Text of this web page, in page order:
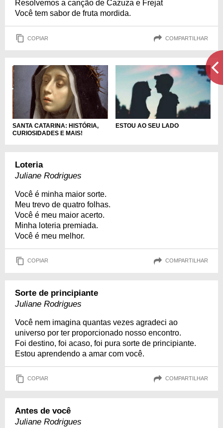
Resolvemos a canção de Cazuza e Frejat
Você tem sabor de fruta mordida.
COPIAR COMPARTILHAR
SANTA CATARINA: HISTÓRIA,
CURIOSIDADES E MAIS!
ESTOU AO SEU LADO
Loteria
Juliane Rodrigues
Você é minha maior sorte.
Meu trevo de quatro folhas.
Você é meu maior acerto.
Minha loteria premiada.
Você é meu melhor.
COPIAR COMPARTILHAR
Sorte de principiante
Juliane Rodrigues
Você nem imagina quantas vezes agradeci ao
universo por ter proporcionado nosso encontro.
Foi destino, foi acaso, foi pura sorte de principiante.
Estou aprendendo a amar com você.
COPIAR COMPARTILHAR
Antes de você
Juliane Rodrigues